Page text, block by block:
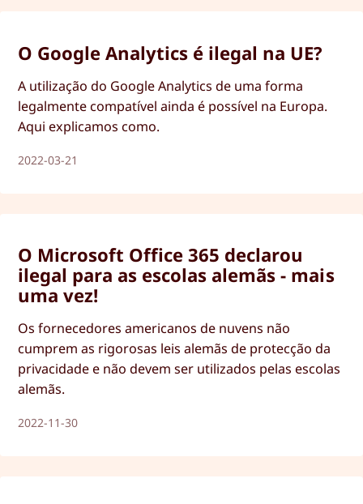
O Google Analytics é ilegal na UE?
A utilização do Google Analytics de uma forma
legalmente compatível ainda é possível na Europa.
Aqui explicamos como.
2022-03-21
O Microsoft Office 365 declarou
ilegal para as escolas alemãs - mais
uma vez!
Os fornecedores americanos de nuvens não
cumprem as rigorosas leis alemãs de protecção da
privacidade e não devem ser utilizados pelas escolas
alemãs.
2022-11-30